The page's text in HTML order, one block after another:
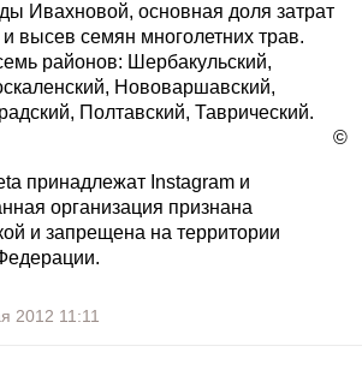
Ивахновой, основная доля затрат
и высев семян многолетних трав.
районов: Шербакульский,
Нововаршавский,
Полтавский, Таврический.
©
принадлежат Instagram и
организация признана
и запрещена на территории
2012 11:11